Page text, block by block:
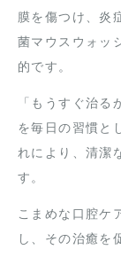
膜を傷つけ、炎
菌マウスウォッ
的です。
「もうすぐ治
を毎日の習慣と
れにより、清潔
す。
こまめな口腔ケ
し、その治癒を